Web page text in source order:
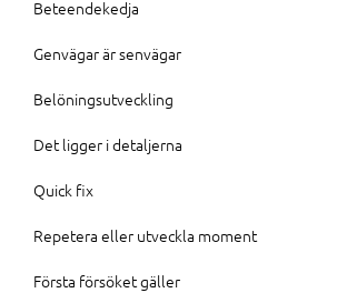
Beteendekedja
Genvägar är senvägar
Belöningsutveckling
Det ligger i detaljerna
Quick fix
Repetera eller utveckla moment
Första försöket gäller